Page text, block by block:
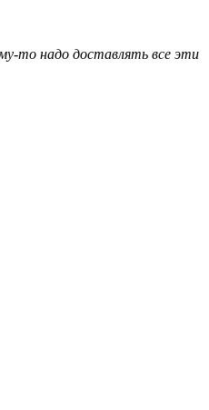
то надо доставлять все эти